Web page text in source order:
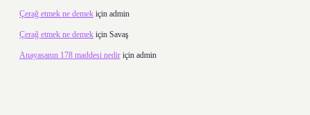
Çerağ etmek ne demek için admin
Çerağ etmek ne demek için Savaş
Anayasanın 178 maddesi nedir için admin